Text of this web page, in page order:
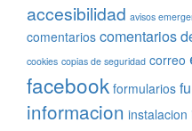
accesibilidad avisos
comentarios comentarios
cookies copias de seguridad correo
facebook formularios
informacion instalacion